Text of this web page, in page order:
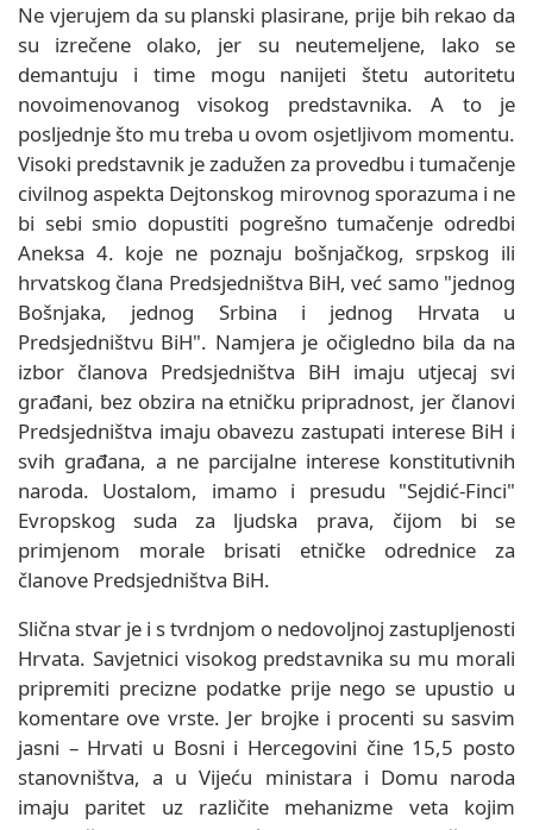
Ne vjerujem da su planski plasirane, prije bih rekao da
su izrečene olako, jer su neutemeljene, lako se
demantuju i time mogu nanijeti štetu autoritetu
novoimenovanog visokog predstavnika. A to je
posljednje što mu treba u ovom osjetljivom momentu.
Visoki predstavnik je zadužen za provedbu i tumačenje
civilnog aspekta Dejtonskog mirovnog sporazuma i ne
bi sebi smio dopustiti pogrešno tumačenje odredbi
Aneksa 4. koje ne poznaju bošnjačkog, srpskog ili
hrvatskog člana Predsjedništva BiH, već samo "jednog
Bošnjaka, jednog Srbina i jednog Hrvata u
Predsjedništvu BiH". Namjera je očigledno bila da na
izbor članova Predsjedništva BiH imaju utjecaj svi
građani, bez obzira na etničku pripradnost, jer članovi
Predsjedništva imaju obavezu zastupati interese BiH i
svih građana, a ne parcijalne interese konstitutivnih
naroda. Uostalom, imamo i presudu "Sejdić-Finci"
Evropskog suda za ljudska prava, čijom bi se
primjenom morale brisati etničke odrednice za
članove Predsjedništva BiH.
Slična stvar je i s tvrdnjom o nedovoljnoj zastupljenosti
Hrvata. Savjetnici visokog predstavnika su mu morali
pripremiti precizne podatke prije nego se upustio u
komentare ove vrste. Jer brojke i procenti su sasvim
jasni – Hrvati u Bosni i Hercegovini čine 15,5 posto
stanovništva, a u Vijeću ministara i Domu naroda
imaju paritet uz različite mehanizme veta kojim